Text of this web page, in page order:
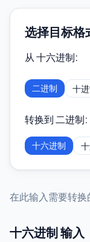
选择目标格
从 十六进制:
二进制 十
转换到 二进制:
十六进制
在此输入需要转换
十六进制输入